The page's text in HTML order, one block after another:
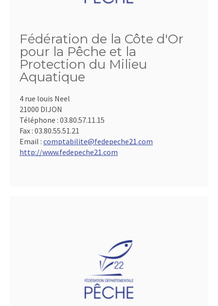
Fédération de la Côte d'Or
pour la Pêche et la
Protection du Milieu
Aquatique
4 rue louis Neel
21000 DIJON
Téléphone : 03.80.57.11.15
Fax : 03.80.55.51.21
Email : comptabilite@fedepeche21.com
http://www.fedepeche21.com